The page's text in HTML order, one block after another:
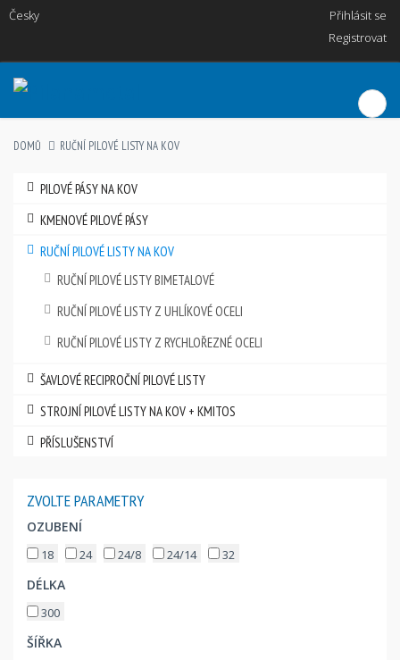
Česky
Přihlásit se
Registrovat
DOMŮ RUČNÍ PILOVÉ LISTY NA KOV
PILOVÉ PÁSY NA KOV
KMENOVÉ PILOVÉ PÁSY
RUČNÍ PILOVÉ LISTY NA KOV
RUČNÍ PILOVÉ LISTY BIMETALOVÉ
RUČNÍ PILOVÉ LISTY Z UHLÍKOVÉ OCELI
RUČNÍ PILOVÉ LISTY Z RYCHLOŘEZNÉ OCELI
ŠAVLOVÉ RECIPROČNÍ PILOVÉ LISTY
STROJNÍ PILOVÉ LISTY NA KOV + KMITOS
PŘÍSLUŠENSTVÍ
ZVOLTE PARAMETRY
OZUBENÍ
18 24 24/8 24/14 32
DÉLKA
300
ŠÍŘKA